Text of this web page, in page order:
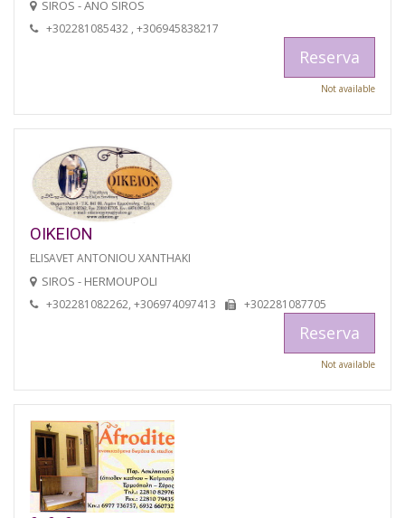
SIROS - ANO SIROS
+302281085432 , +306945838217
Reserva
Not available
OIKEION
ELISAVET ANTONIOU XANTHAKI
SIROS - HERMOUPOLI
+302281082262, +306974097413 +302281087705
Reserva
Not available